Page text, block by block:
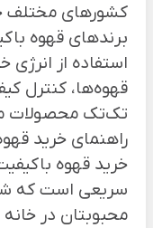
کشور‌های مختلف
برند‌های قهوه
استفاده از
قهوه‌ها، کنترل
تک‌تک محصولات
راهنمای خرید
خرید قهوه
سریعی است که
محبوبتان در